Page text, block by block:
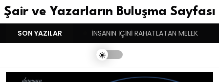
Şair ve Yazarların Buluşma Sayfası
SON YAZILAR
BASARINDIR! İNSANIN İÇİNİ RAHATLATAN MELEK